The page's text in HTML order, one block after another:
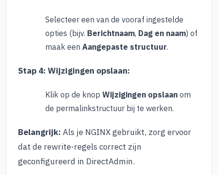
Selecteer een van de vooraf ingestelde
opties (bijv. Berichtnaam, Dag en naam) of
maak een Aangepaste structuur.
Stap 4: Wijzigingen opslaan:
Klik op de knop Wijzigingen opslaan om
de permalinkstructuur bij te werken.
Belangrijk: Als je NGINX gebruikt, zorg ervoor
dat de rewrite-regels correct zijn
geconfigureerd in DirectAdmin.